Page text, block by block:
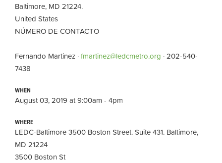
Baltimore, MD 21224.
United States
NÚMERO DE CONTACTO
Fernando Martinez ·fmartinez@ledcmetro.org · 202-540-
7438
WHEN
August 03, 2019 at 9:00am - 4pm
WHERE
LEDC-Baltimore 3500 Boston Street. Suite 431. Baltimore,
MD 21224
3500 Boston St